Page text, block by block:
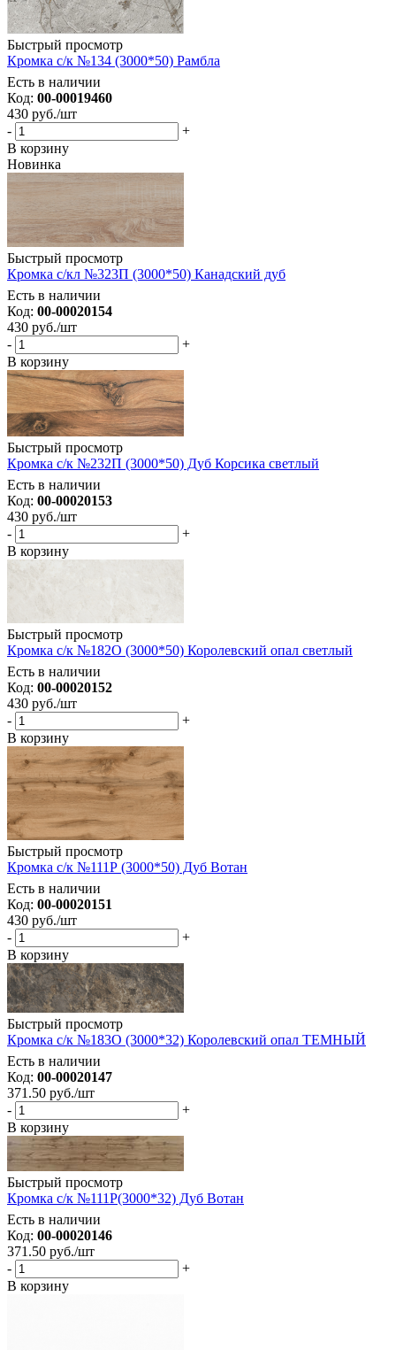
Быстрый просмотр
Кромка с/к №134 (3000*50) Рамбла
Есть в наличии
Код: 00-00019460
430 руб./шт
-
+
В корзину
Новинка
Быстрый просмотр
Кромка с/кл №323П (3000*50) Канадский дуб
Есть в наличии
Код: 00-00020154
430 руб./шт
-
+
В корзину
Быстрый просмотр
Кромка с/к №232П (3000*50) Дуб Корсика светлый
Есть в наличии
Код: 00-00020153
430 руб./шт
-
+
В корзину
Быстрый просмотр
Кромка с/к №182О (3000*50) Королевский опал светлый
Есть в наличии
Код: 00-00020152
430 руб./шт
-
+
В корзину
Быстрый просмотр
Кромка с/к №111Р (3000*50) Дуб Вотан
Есть в наличии
Код: 00-00020151
430 руб./шт
-
+
В корзину
Быстрый просмотр
Кромка с/к №183О (3000*32) Королевский опал ТЕМНЫЙ
Есть в наличии
Код: 00-00020147
371.50 руб./шт
-
+
В корзину
Быстрый просмотр
Кромка с/к №111Р(3000*32) Дуб Вотан
Есть в наличии
Код: 00-00020146
371.50 руб./шт
-
+
В корзину